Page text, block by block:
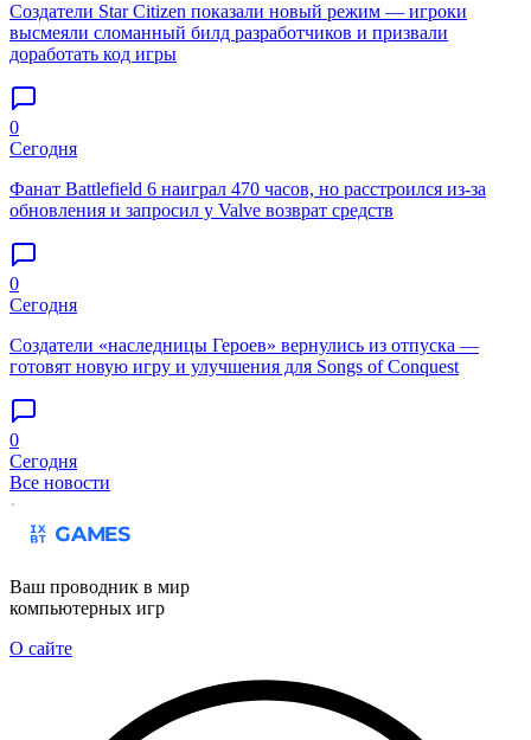
Создатели Star Citizen показали новый режим — игроки
высмеяли сломанный билд разработчиков и призвали
доработать код игры
0
Сегодня
Фанат Battlefield 6 наиграл 470 часов, но расстроился из-за
обновления и запросил у Valve возврат средств
0
Сегодня
Создатели «наследницы Героев» вернулись из отпуска —
готовят новую игру и улучшения для Songs of Conquest
0
Сегодня
Все новости
Ваш проводник в мир
компьютерных игр
О сайте